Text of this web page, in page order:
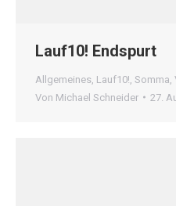
Lauf10! Endspurt
Allgemeines Lauf10! Somma
Von Michael Schneider 27.